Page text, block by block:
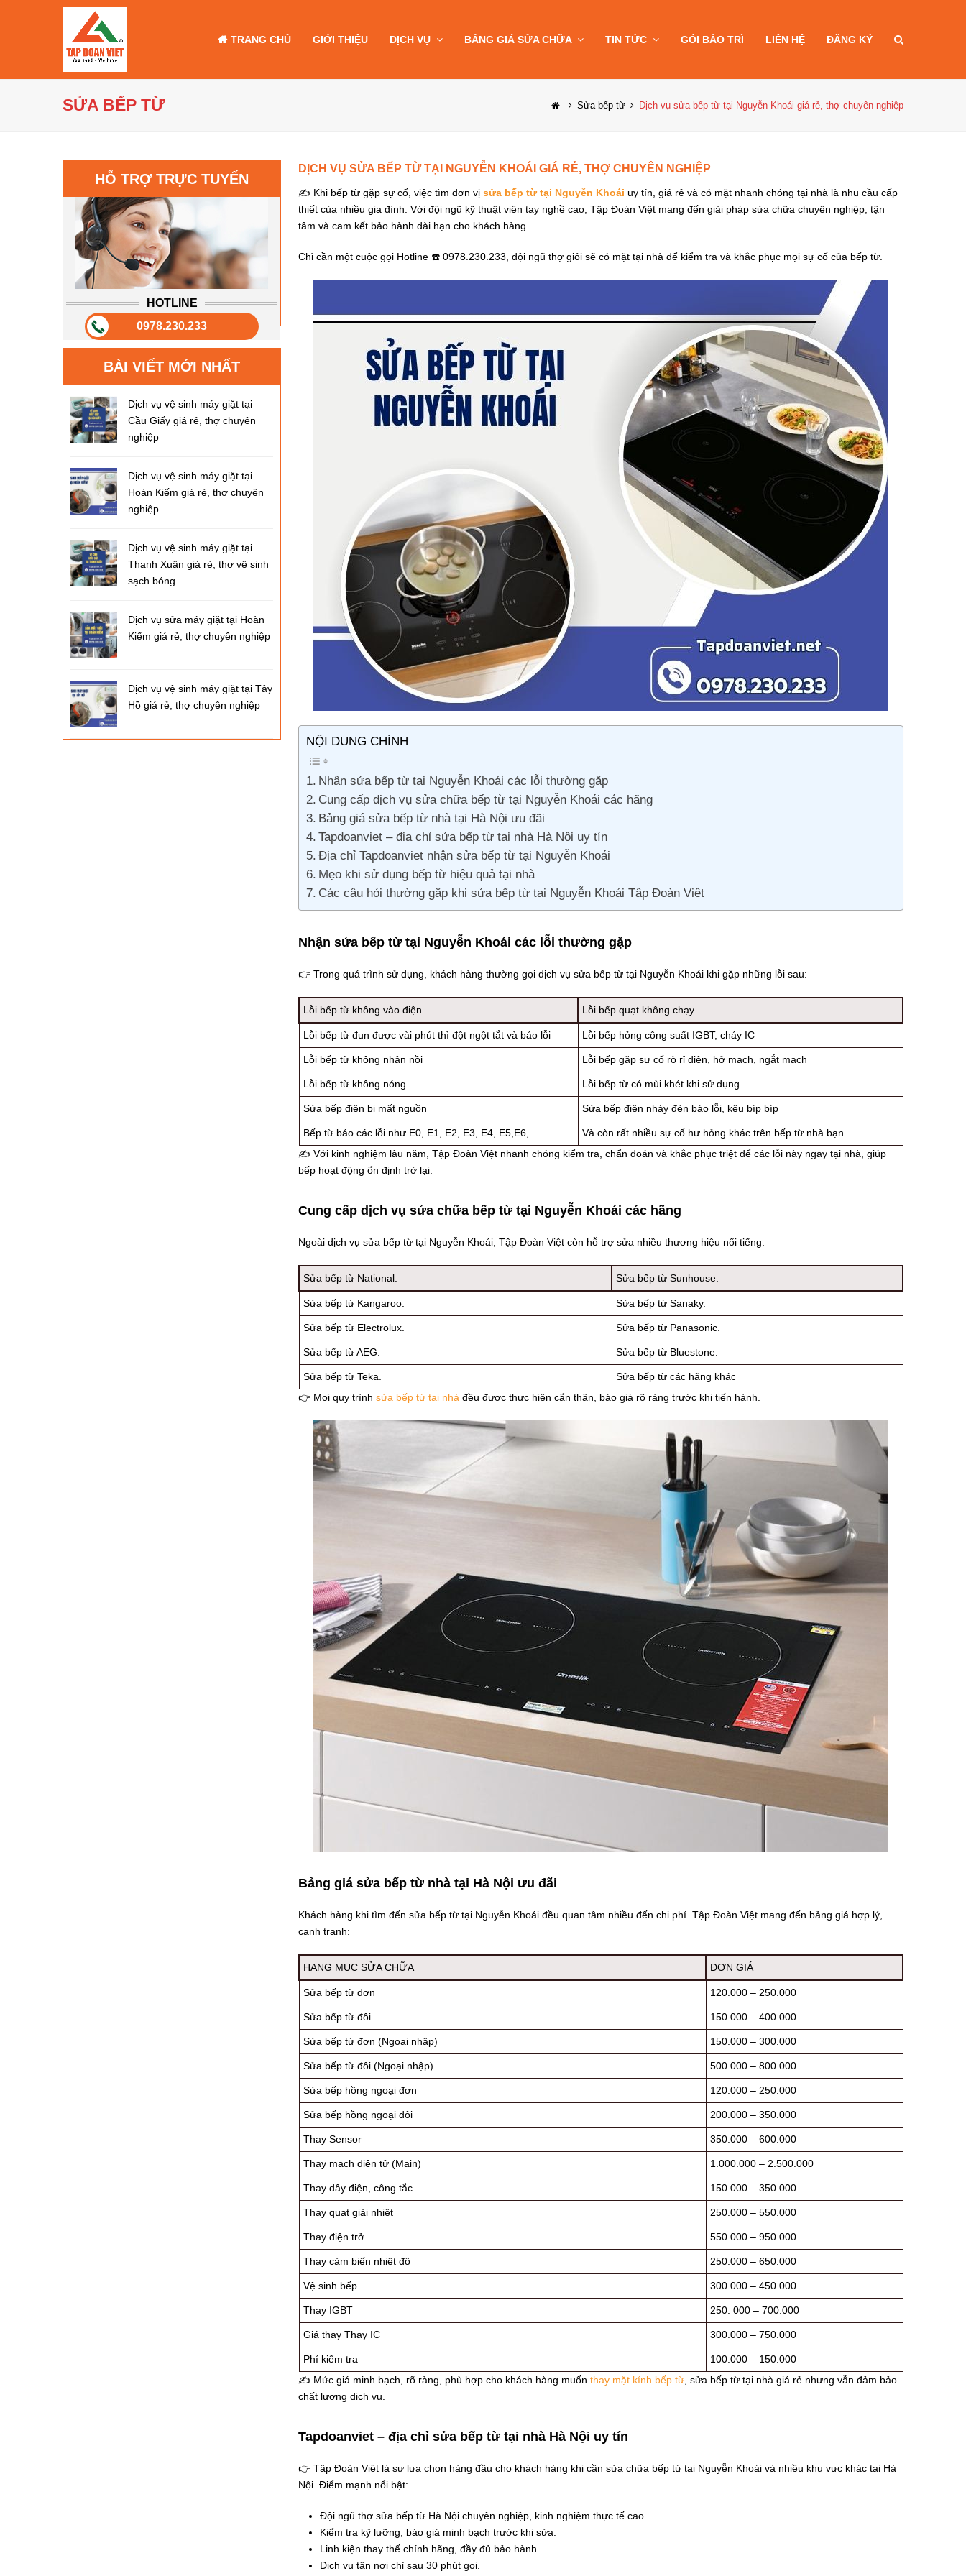
TRANG CHỦ GIỚI THIỆU DỊCH VỤ BẢNG GIÁ SỬA CHỮA TIN TỨC GÓI BẢO TRÌ LIÊN HỆ ĐĂNG KÝ
SỬA BẾP TỪ Sửa bếp từ Dịch vụ sửa bếp từ tại Nguyễn Khoái giá rẻ, thợ chuyên nghiệp
DỊCH VỤ SỬA BẾP TỪ TẠI NGUYỄN KHOÁI GIÁ RẺ, THỢ CHUYÊN NGHIỆP
✍ Khi bếp từ gặp sự cố, việc tìm đơn vị sửa bếp từ tại Nguyễn Khoái uy tín, giá rẻ và có mặt nhanh chóng tại nhà là nhu cầu cấp
thiết của nhiều gia đình. Với đội ngũ kỹ thuật viên tay nghề cao, Tập Đoàn Việt mang đến giải pháp sửa chữa chuyên nghiệp, tận
tâm và cam kết bảo hành dài hạn cho khách hàng.
Chỉ cần một cuộc gọi Hotline ☎️ 0978.230.233, đội ngũ thợ giỏi sẽ có mặt tại nhà để kiểm tra và khắc phục mọi sự cố của bếp từ.
NỘI DUNG CHÍNH
Nhận sửa bếp từ tại Nguyễn Khoái các lỗi thường gặp
Cung cấp dịch vụ sửa chữa bếp từ tại Nguyễn Khoái các hãng
Bảng giá sửa bếp từ nhà tại Hà Nội ưu đãi
Tapdoanviet – địa chỉ sửa bếp từ tại nhà Hà Nội uy tín
Địa chỉ Tapdoanviet nhận sửa bếp từ tại Nguyễn Khoái
Mẹo khi sử dụng bếp từ hiệu quả tại nhà
Các câu hỏi thường gặp khi sửa bếp từ tại Nguyễn Khoái Tập Đoàn Việt
Nhận sửa bếp từ tại Nguyễn Khoái các lỗi thường gặp
👉 Trong quá trình sử dụng, khách hàng thường gọi dịch vụ sửa bếp từ tại Nguyễn Khoái khi gặp những lỗi sau:
Lỗi bếp từ không vào điện Lỗi bếp quạt không chạy
Lỗi bếp từ đun được vài phút thì đột ngột tắt và báo lỗi Lỗi bếp hỏng công suất IGBT, cháy IC
Lỗi bếp từ không nhận nồi Lỗi bếp gặp sự cố rò rỉ điện, hở mạch, ngắt mạch
Lỗi bếp từ không nóng Lỗi bếp từ có mùi khét khi sử dụng
Sửa bếp điện bị mất nguồn Sửa bếp điện nháy đèn báo lỗi, kêu bíp bíp
Bếp từ báo các lỗi như E0, E1, E2, E3, E4, E5,E6,
Và còn rất nhiều sự cố hư hỏng khác trên bếp từ nhà bạn
✍ Với kinh nghiệm lâu năm, Tập Đoàn Việt nhanh chóng kiểm tra, chẩn đoán và khắc phục triệt để các lỗi này ngay tại nhà, giúp
bếp hoạt động ổn định trở lại.
Cung cấp dịch vụ sửa chữa bếp từ tại Nguyễn Khoái các hãng
Ngoài dịch vụ sửa bếp từ tại Nguyễn Khoái, Tập Đoàn Việt còn hỗ trợ sửa nhiều thương hiệu nổi tiếng:
Sửa bếp từ National. Sửa bếp từ Sunhouse.
Sửa bếp từ Kangaroo. Sửa bếp từ Sanaky.
Sửa bếp từ Electrolux. Sửa bếp từ Panasonic.
Sửa bếp từ AEG. Sửa bếp từ Bluestone.
Sửa bếp từ Teka.
Sửa bếp từ các hãng khác
👉 Mọi quy trình sửa bếp từ tại nhà đều được thực hiện cẩn thận, báo giá rõ ràng trước khi tiến hành.
Bảng giá sửa bếp từ nhà tại Hà Nội ưu đãi
Khách hàng khi tìm đến sửa bếp từ tại Nguyễn Khoái đều quan tâm nhiều đến chi phí. Tập Đoàn Việt mang đến bảng giá hợp lý,
cạnh tranh:
HẠNG MỤC SỬA CHỮA ĐƠN GIÁ
Sửa bếp từ đơn 120.000 – 250.000
Sửa bếp từ đôi 150.000 – 400.000
Sửa bếp từ đơn (Ngoại nhập) 150.000 – 300.000
Sửa bếp từ đôi (Ngoại nhập) 500.000 – 800.000
Sửa bếp hồng ngoại đơn 120.000 – 250.000
Sửa bếp hồng ngoại đôi 200.000 – 350.000
Thay Sensor 350.000 – 600.000
Thay mạch điện tử (Main) 1.000.000 – 2.500.000
Thay dây điện, công tắc 150.000 – 350.000
Thay quạt giải nhiệt 250.000 – 550.000
Thay điện trở 550.000 – 950.000
Thay cảm biến nhiệt độ 250.000 – 650.000
Vệ sinh bếp 300.000 – 450.000
Thay IGBT 250. 000 – 700.000
Giá thay Thay IC 300.000 – 750.000
Phí kiểm tra
100.000 – 150.000
✍ Mức giá minh bạch, rõ ràng, phù hợp cho khách hàng muốn thay mặt kính bếp từ, sửa bếp từ tại nhà giá rẻ nhưng vẫn đảm bảo
chất lượng dịch vụ.
Tapdoanviet – địa chỉ sửa bếp từ tại nhà Hà Nội uy tín
👉 Tập Đoàn Việt là sự lựa chọn hàng đầu cho khách hàng khi cần sửa chữa bếp từ tại Nguyễn Khoái và nhiều khu vực khác tại Hà
Nội. Điểm mạnh nổi bật:
Đội ngũ thợ sửa bếp từ Hà Nội chuyên nghiệp, kinh nghiệm thực tế cao.
Kiểm tra kỹ lưỡng, báo giá minh bạch trước khi sửa.
Linh kiện thay thế chính hãng, đầy đủ bảo hành.
Dịch vụ tận nơi chỉ sau 30 phút gọi.
HỖ TRỢ TRỰC TUYẾN
HOTLINE
0978.230.233
BÀI VIẾT MỚI NHẤT
Dịch vụ vệ sinh máy giặt tại
Cầu Giấy giá rẻ, thợ chuyên
nghiệp
Dịch vụ vệ sinh máy giặt tại
Hoàn Kiếm giá rẻ, thợ chuyên
nghiệp
Dịch vụ vệ sinh máy giặt tại
Thanh Xuân giá rẻ, thợ vệ sinh
sạch bóng
Dịch vụ sửa máy giặt tại Hoàn
Kiếm giá rẻ, thợ chuyên nghiệp
Dịch vụ vệ sinh máy giặt tại Tây
Hồ giá rẻ, thợ chuyên nghiệp